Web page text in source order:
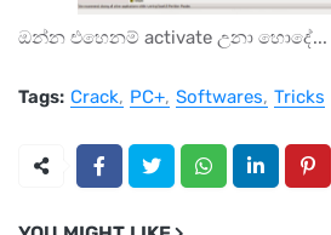
ඔන්න එහෙනම් activate උනා හොදේ...
Tags: Crack PC+ Softwares Tricks